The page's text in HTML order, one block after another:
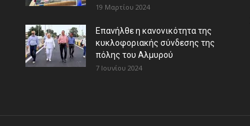
19 Μαρτίου 2024
Επανήλθε η κανονικότητα της
κυκλοφοριακής σύνδεσης της
πόλης του Αλμυρού
7 Ιουνίου 2024